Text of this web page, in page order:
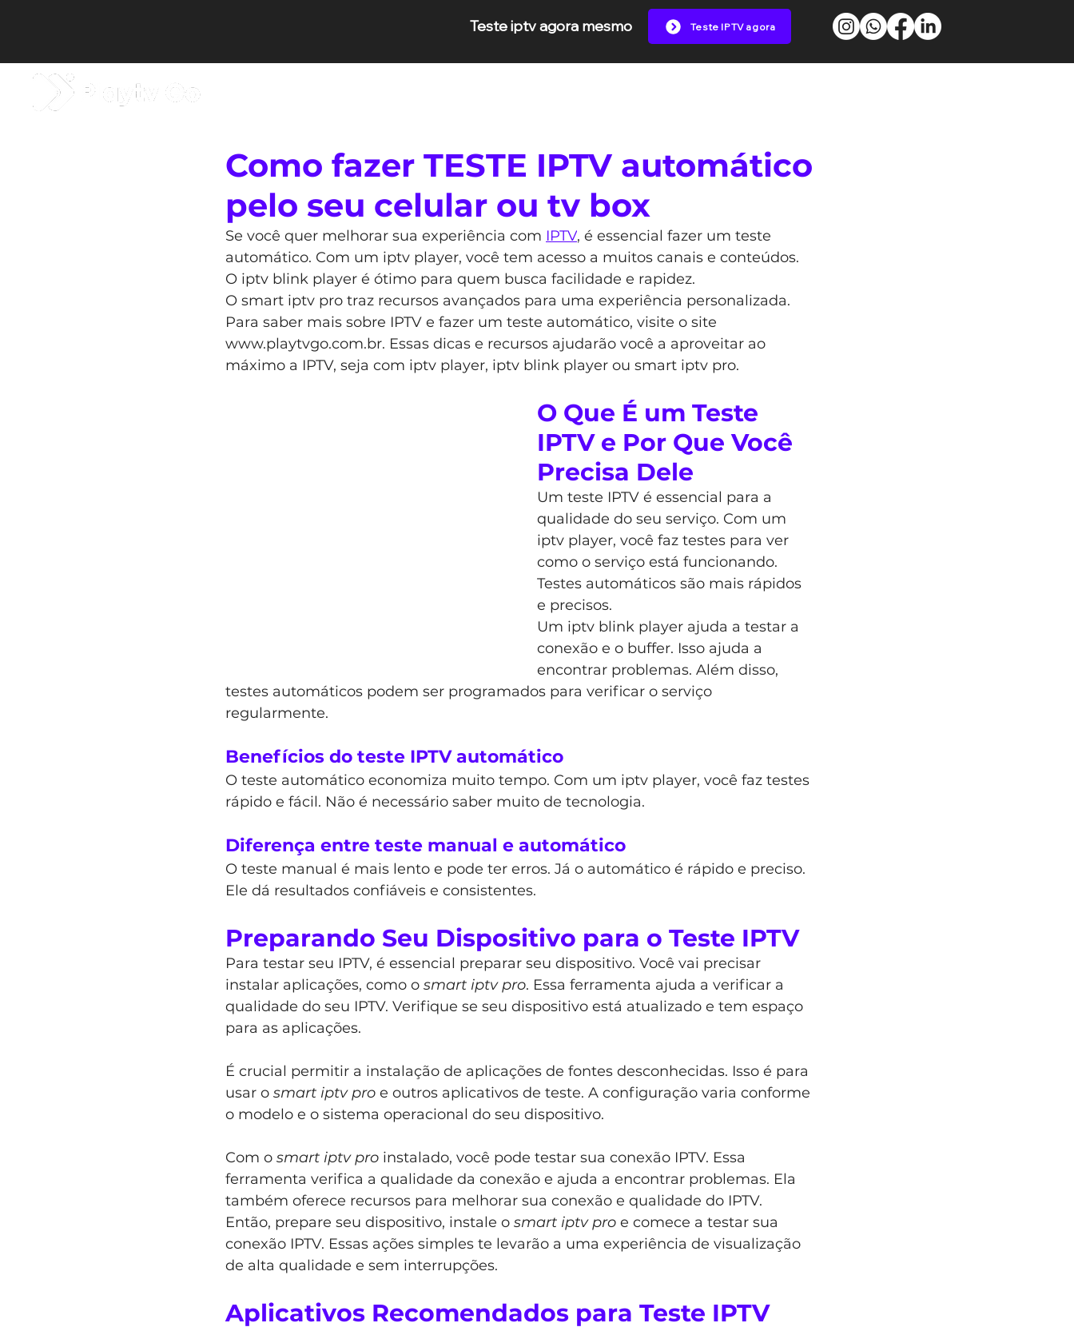
Teste iptv agora mesmo Teste IPTV agora
Como fazer TESTE IPTV automático
pelo seu celular ou tv box
Se você quer melhorar sua experiência com IPTV, é essencial fazer um teste
automático. Com um iptv player, você tem acesso a muitos canais e conteúdos.
O iptv blink player é ótimo para quem busca facilidade e rapidez.
O smart iptv pro traz recursos avançados para uma experiência personalizada.
Para saber mais sobre IPTV e fazer um teste automático, visite o site
www.playtvgo.com.br. Essas dicas e recursos ajudarão você a aproveitar ao
máximo a IPTV, seja com iptv player, iptv blink player ou smart iptv pro.
O Que É um Teste
IPTV e Por Que Você
Precisa Dele
Um teste IPTV é essencial para a
qualidade do seu serviço. Com um
iptv player, você faz testes para ver
como o serviço está funcionando.
Testes automáticos são mais rápidos
e precisos.
Um iptv blink player ajuda a testar a
conexão e o buffer. Isso ajuda a
encontrar problemas. Além disso,
testes automáticos podem ser programados para verificar o serviço
regularmente.
Benefícios do teste IPTV automático
O teste automático economiza muito tempo. Com um iptv player, você faz testes
rápido e fácil. Não é necessário saber muito de tecnologia.
Diferença entre teste manual e automático
O teste manual é mais lento e pode ter erros. Já o automático é rápido e preciso.
Ele dá resultados confiáveis e consistentes.
Preparando Seu Dispositivo para o Teste IPTV
Para testar seu IPTV, é essencial preparar seu dispositivo. Você vai precisar
instalar aplicações, como o smart iptv pro. Essa ferramenta ajuda a verificar a
qualidade do seu IPTV. Verifique se seu dispositivo está atualizado e tem espaço
para as aplicações.
É crucial permitir a instalação de aplicações de fontes desconhecidas. Isso é para
usar o smart iptv pro e outros aplicativos de teste. A configuração varia conforme
o modelo e o sistema operacional do seu dispositivo.
Com o smart iptv pro instalado, você pode testar sua conexão IPTV. Essa
ferramenta verifica a qualidade da conexão e ajuda a encontrar problemas. Ela
também oferece recursos para melhorar sua conexão e qualidade do IPTV.
Então, prepare seu dispositivo, instale o smart iptv pro e comece a testar sua
conexão IPTV. Essas ações simples te levarão a uma experiência de visualização
de alta qualidade e sem interrupções.
Aplicativos Recomendados para Teste IPTV